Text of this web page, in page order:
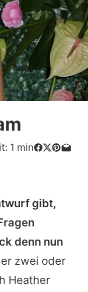
1 min
gibt,
denn nun
zwei oder
Heather